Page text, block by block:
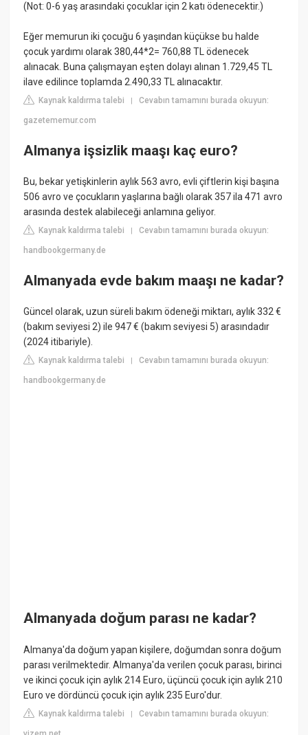
(Not: 0-6 yaş arasındaki çocuklar için 2 katı ödenecektir.)
Eğer memurun iki çocuğu 6 yaşından küçükse bu halde
çocuk yardımı olarak 380,44*2= 760,88 TL ödenecek
alınacak. Buna çalışmayan eşten dolayı alınan 1.729,45 TL
ilave edilince toplamda 2.490,33 TL alınacaktır.
Kaynak kaldırma talebi |Cevabın tamamını burada okuyun:
gazetememur.com
Almanya işsizlik maaşı kaç euro?
Bu, bekar yetişkinlerin aylık 563 avro, evli çiftlerin kişi başına
506 avro ve çocukların yaşlarına bağlı olarak 357 ila 471 avro
arasında destek alabileceği anlamına geliyor.
Kaynak kaldırma talebi |Cevabın tamamını burada okuyun:
handbookgermany.de
Almanyada evde bakım maaşı ne kadar?
Güncel olarak, uzun süreli bakım ödeneği miktarı, aylık 332 €
(bakım seviyesi 2) ile 947 € (bakım seviyesi 5) arasındadır
(2024 itibariyle).
Kaynak kaldırma talebi |Cevabın tamamını burada okuyun:
handbookgermany.de
Almanyada doğum parası ne kadar?
Almanya'da doğum yapan kişilere, doğumdan sonra doğum
parası verilmektedir. Almanya'da verilen çocuk parası, birinci
ve ikinci çocuk için aylık 214 Euro, üçüncü çocuk için aylık 210
Euro ve dördüncü çocuk için aylık 235 Euro'dur.
Kaynak kaldırma talebi |Cevabın tamamını burada okuyun: